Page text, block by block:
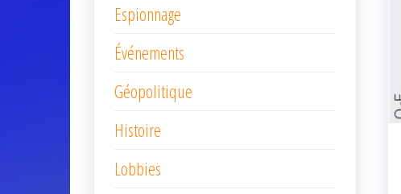
Espionnage
Événements
Géopolitique
Histoire
Lobbies